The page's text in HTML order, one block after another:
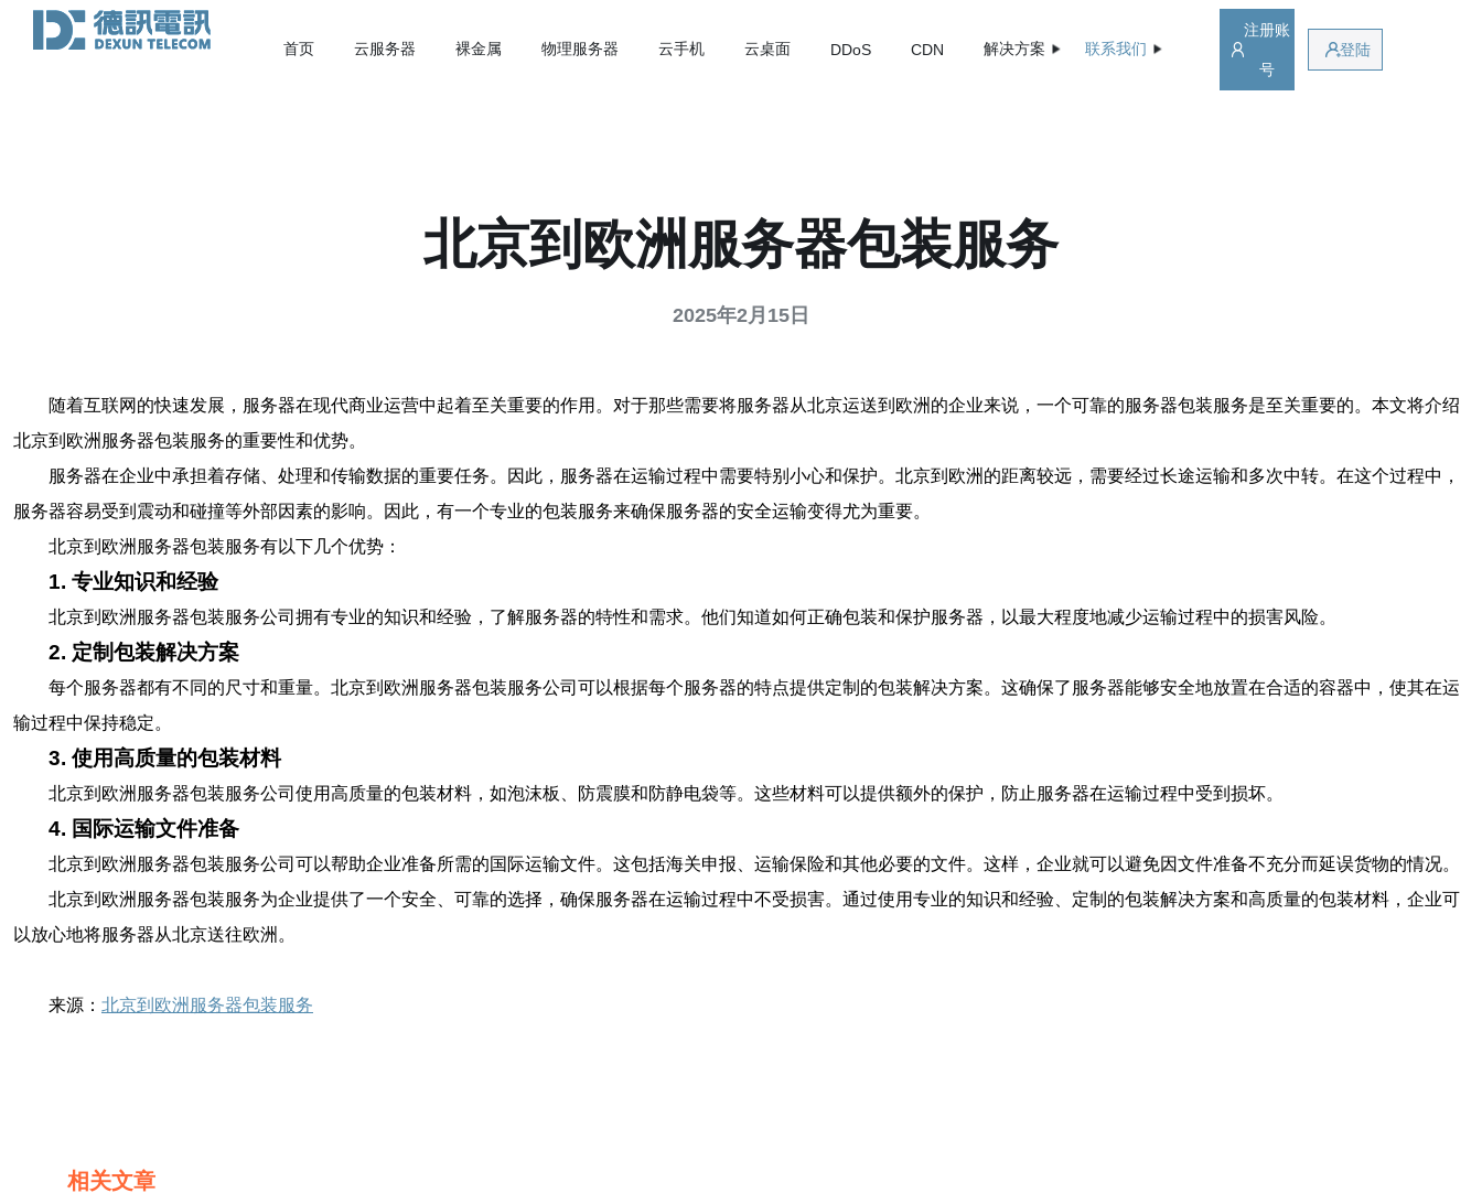
首页 云服务器 裸金属 物理服务器 云手机 云桌面 DDoS CDN 解决方案 联系我们
注册账
号
登陆
北京到欧洲服务器包装服务
2025年2月15日
随着互联网的快速发展，服务器在现代商业运营中起着至关重要的作用。对于那些需要将服务器从北京运送到欧洲的企业来说，一个可靠的服务器包装服务是至关重要的。本文将介绍
北京到欧洲服务器包装服务的重要性和优势。
服务器在企业中承担着存储、处理和传输数据的重要任务。因此，服务器在运输过程中需要特别小心和保护。北京到欧洲的距离较远，需要经过长途运输和多次中转。在这个过程中，
服务器容易受到震动和碰撞等外部因素的影响。因此，有一个专业的包装服务来确保服务器的安全运输变得尤为重要。
北京到欧洲服务器包装服务有以下几个优势：
1. 专业知识和经验
北京到欧洲服务器包装服务公司拥有专业的知识和经验，了解服务器的特性和需求。他们知道如何正确包装和保护服务器，以最大程度地减少运输过程中的损害风险。
2. 定制包装解决方案
每个服务器都有不同的尺寸和重量。北京到欧洲服务器包装服务公司可以根据每个服务器的特点提供定制的包装解决方案。这确保了服务器能够安全地放置在合适的容器中，使其在运
输过程中保持稳定。
3. 使用高质量的包装材料
北京到欧洲服务器包装服务公司使用高质量的包装材料，如泡沫板、防震膜和防静电袋等。这些材料可以提供额外的保护，防止服务器在运输过程中受到损坏。
4. 国际运输文件准备
北京到欧洲服务器包装服务公司可以帮助企业准备所需的国际运输文件。这包括海关申报、运输保险和其他必要的文件。这样，企业就可以避免因文件准备不充分而延误货物的情况。
北京到欧洲服务器包装服务为企业提供了一个安全、可靠的选择，确保服务器在运输过程中不受损害。通过使用专业的知识和经验、定制的包装解决方案和高质量的包装材料，企业可
以放心地将服务器从北京送往欧洲。
来源： 北京到欧洲服务器包装服务
相关文章